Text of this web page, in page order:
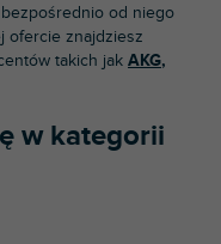
od niego
ofercie znajdziesz
takich jak AKG,
w kategorii